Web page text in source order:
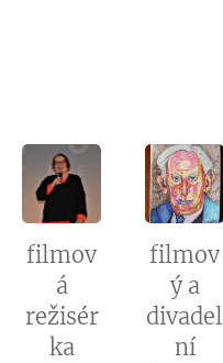
filmov
á
režisér
ka
filmov
ý a
divadel
ní